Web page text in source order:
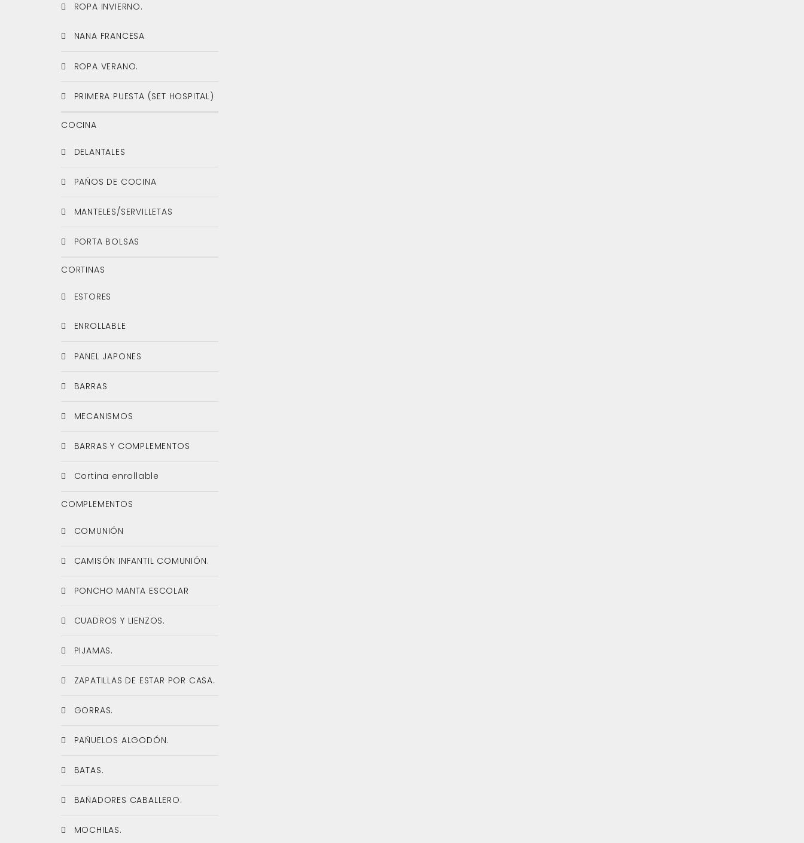
ROPA INVIERNO.
NANA FRANCESA
ROPA VERANO.
PRIMERA PUESTA (SET HOSPITAL)
COCINA
DELANTALES
PAÑOS DE COCINA
MANTELES/SERVILLETAS
PORTA BOLSAS
CORTINAS
ESTORES
ENROLLABLE
PANEL JAPONES
BARRAS
MECANISMOS
BARRAS Y COMPLEMENTOS
Cortina enrollable
COMPLEMENTOS
COMUNIÓN
CAMISÓN INFANTIL COMUNIÓN.
PONCHO MANTA ESCOLAR
CUADROS Y LIENZOS.
PIJAMAS.
ZAPATILLAS DE ESTAR POR CASA.
GORRAS.
PAÑUELOS ALGODÓN.
BATAS.
BAÑADORES CABALLERO.
MOCHILAS.